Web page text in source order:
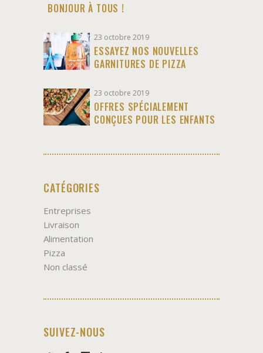
BONJOUR À TOUS !
23 octobre 2019
ESSAYEZ NOS NOUVELLES
GARNITURES DE PIZZA
23 octobre 2019
OFFRES SPÉCIALEMENT
CONÇUES POUR LES ENFANTS
CATÉGORIES
Entreprises
Livraison
Alimentation
Pizza
Non classé
SUIVEZ-NOUS